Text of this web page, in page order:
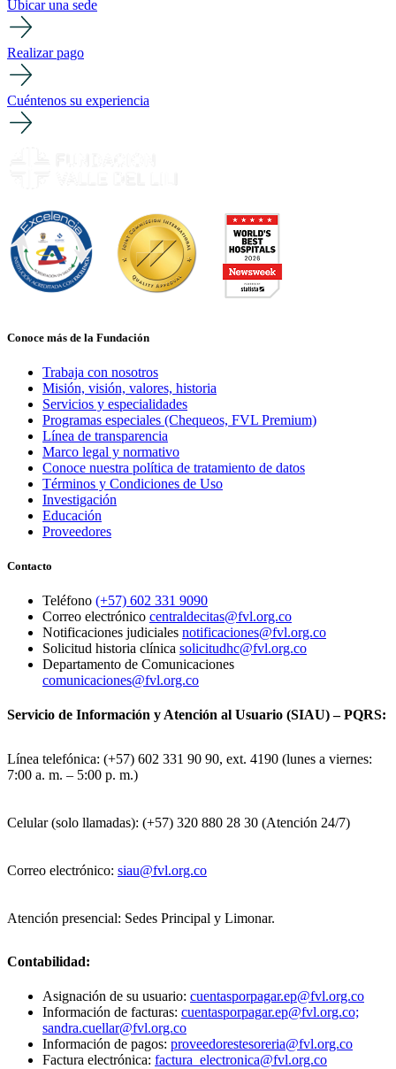
Ubicar una sede
Realizar pago
Cuéntenos su experiencia
Conoce más de la Fundación
Trabaja con nosotros
Misión, visión, valores, historia
Servicios y especialidades
Programas especiales (Chequeos, FVL Premium)
Línea de transparencia
Marco legal y normativo
Conoce nuestra política de tratamiento de datos
Términos y Condiciones de Uso
Investigación
Educación
Proveedores
Contacto
Teléfono (+57) 602 331 9090
Correo electrónico centraldecitas@fvl.org.co
Notificaciones judiciales notificaciones@fvl.org.co
Solicitud historia clínica solicitudhc@fvl.org.co
Departamento de Comunicaciones
comunicaciones@fvl.org.co
Servicio de Información y Atención al Usuario (SIAU) – PQRS:
Línea telefónica: (+57) 602 331 90 90, ext. 4190 (lunes a viernes:
7:00 a. m. – 5:00 p. m.)
Celular (solo llamadas): (+57) 320 880 28 30 (Atención 24/7)
Correo electrónico: siau@fvl.org.co
Atención presencial: Sedes Principal y Limonar.
Contabilidad:
Asignación de su usuario: cuentasporpagar.ep@fvl.org.co
Información de facturas: cuentasporpagar.ep@fvl.org.co;
sandra.cuellar@fvl.org.co
Información de pagos: proveedorestesoreria@fvl.org.co
Factura electrónica: factura_electronica@fvl.org.co